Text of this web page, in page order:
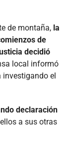
de montaña, la
de
decidió
local informó
investigando el
declaración
a sus otras